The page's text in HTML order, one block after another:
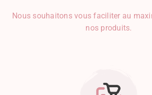
Nous souhaitons vous faciliter au
nos produits.